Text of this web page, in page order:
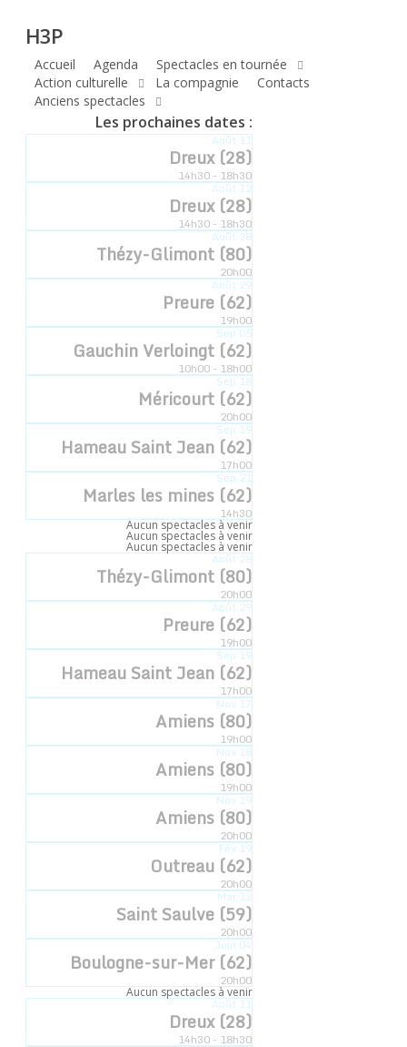
content
H3P
Compagnie
hyperbole
à trois poils
Compagnie Hyperbole à Trois Poils Retrouvez-
nous sur notre communauté
H3P
Accueil Agenda
Spectacles en tournée
Action culturelle
La compagnie
Contacts
Anciens spectacles
Les prochaines dates :
Août11
Dreux (28)
14h30 - 18h30
Août12
Dreux (28)
14h30 - 18h30
Août28
Thézy-Glimont (80)
20h00
Août29
Preure (62)
19h00
Sep05
Gauchin Verloingt (62)
10h00 - 18h00
Sep18
Méricourt (62)
20h00
Sep19
Hameau Saint Jean (62)
17h00
Sep21
Marles les mines (62)
14h30
Aucun spectacles à venir
Aucun spectacles à venir
Aucun spectacles à venir
Août28
Thézy-Glimont (80)
20h00
Août29
Preure (62)
19h00
Sep19
Hameau Saint Jean (62)
17h00
Nov17
Amiens (80)
19h00
Nov18
Amiens (80)
19h00
Nov19
Amiens (80)
20h00
Fév19
Outreau (62)
20h00
Mar13
Saint Saulve (59)
20h00
Juin04
Boulogne-sur-Mer (62)
20h00
Aucun spectacles à venir
Août11
Dreux (28)
14h30 - 18h30
»L’esquisseuse
« Tous les Évènements
Cet évènement est passé.
L’esquisseuse
Ajouter au calendrier
Date :
Heure :
Catégorie d’Évènement: